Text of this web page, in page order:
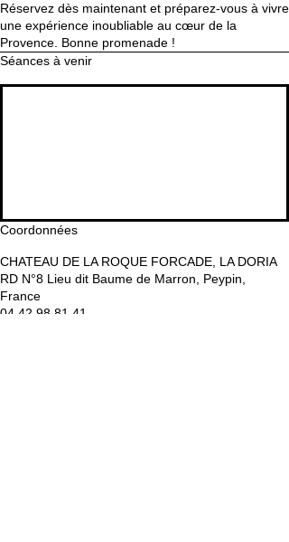
Réservez dès maintenant et préparez-vous à vivre
une expérience inoubliable au cœur de la
Provence. Bonne promenade !
Séances à venir
Coordonnées
CHATEAU DE LA ROQUE FORCADE, LA DORIA
RD N°8 Lieu dit Baume de Marron, Peypin,
France
04 42 98 81 41